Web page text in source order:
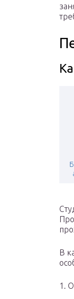
В
1.